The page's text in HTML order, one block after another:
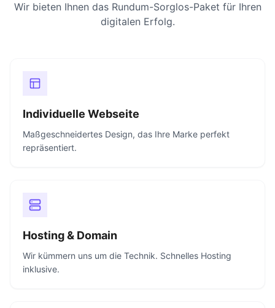
Wir bieten Ihnen das Rundum-Sorglos-Paket für Ihren
digitalen Erfolg.
Individuelle Webseite
Maßgeschneidertes Design, das Ihre Marke perfekt
repräsentiert.
Hosting & Domain
Wir kümmern uns um die Technik. Schnelles Hosting
inklusive.